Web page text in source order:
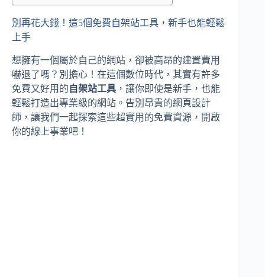
別再花大錢！這5個免費自架站工具，新手也能輕鬆
上手
想擁有一個屬於自己的網站，卻被高昂的建置費用
嚇退了嗎？別擔心！在這個數位時代，其實有許多
免費又好用的 自架站工具 ，讓你即使是新手，也能
輕鬆打造出專業級的網站。告別昂貴的網頁設計
師，讓我們一起探索這些超實用的免費資源，開啟
你的線上事業吧！